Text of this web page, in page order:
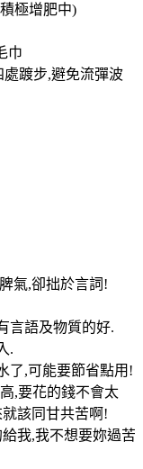
極增肥中)
巾
踱步,避免流彈波
氣,卻拙於言詞!
言語及物質的好.
.
了,可能要節省點用!
,要花的錢不會太
該同甘共苦啊!
我,我不想要妳過苦